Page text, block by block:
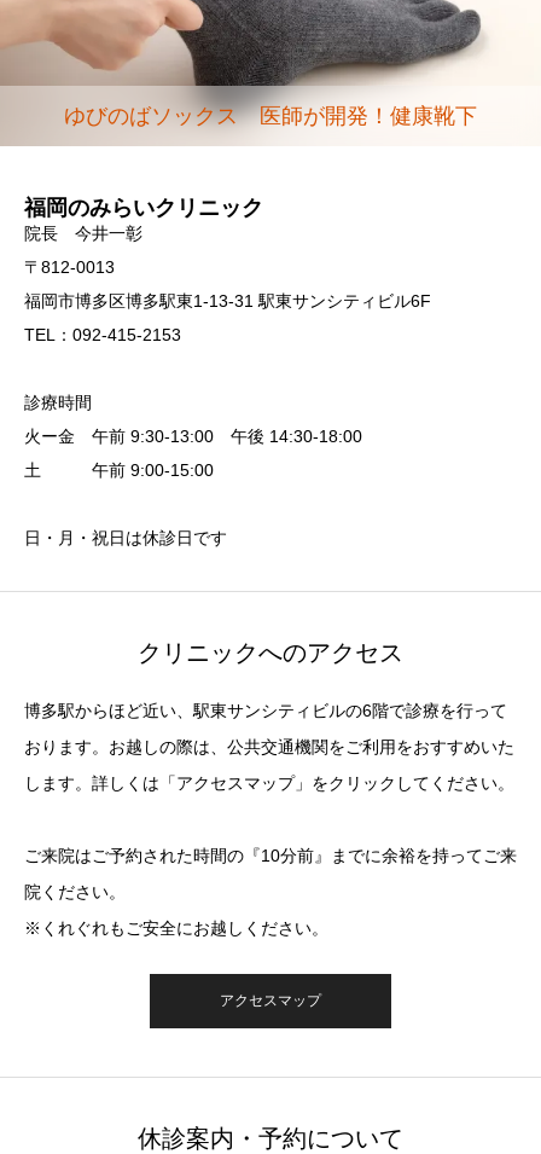
ゆびのばソックス 医師が開発！健康靴下
福岡のみらいクリニック
院長 今井一彰
〒812-0013
福岡市博多区博多駅東1-13-31 駅東サンシティビル6F
TEL：092-415-2153
診療時間
火ー金 午前 9:30-13:00 午後 14:30-18:00
土 午前 9:00-15:00
日・月・祝日は休診日です
クリニックへのアクセス
博多駅からほど近い、駅東サンシティビルの6階で診療を行って
おります。お越しの際は、公共交通機関をご利用をおすすめいた
します。詳しくは「アクセスマップ」をクリックしてください。
ご来院はご予約された時間の『10分前』までに余裕を持ってご来
院ください。
※くれぐれもご安全にお越しください。
アクセスマップ
休診案内・予約について